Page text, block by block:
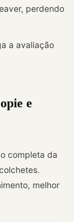
perdendo
a avaliação
e
completa da
melhor